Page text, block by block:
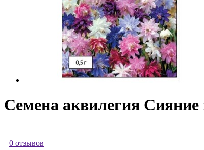
Семена аквилегия Сияние
0 отзывов